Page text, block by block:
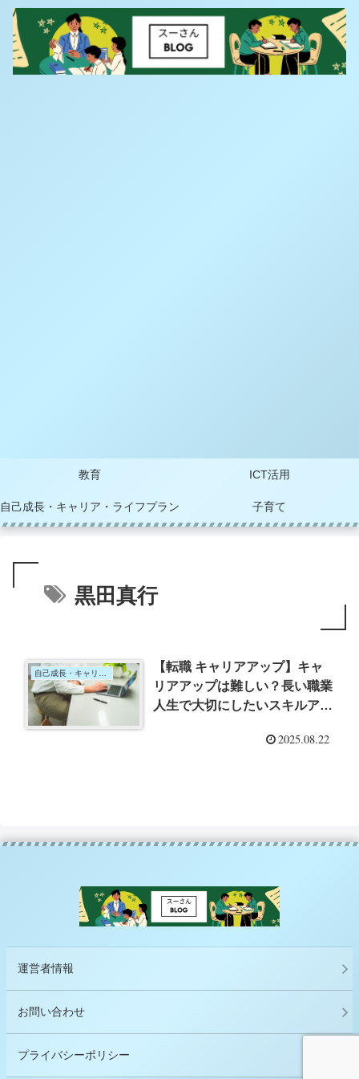
教育 ICT活用
自己成長・キャリア・ライフプラン 子育て
黒田真行
【転職 キャリアアップ】キャ
リアアップは難しい？長い職業
人生で大切にしたいスキルアッ
められる自分になる」（黒田真
2025.08.22
運営者情報
お問い合わせ
プライバシーポリシー